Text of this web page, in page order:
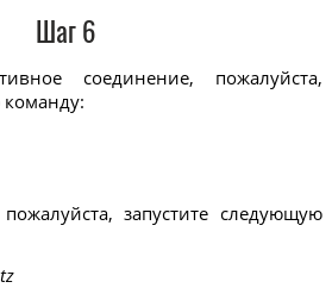
Шаг 6
соединение, пожалуйста,
запустите следующую